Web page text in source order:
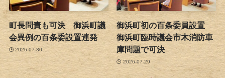
町長問責も可決 御浜町議
会異例の百条委設置連発
2026-07-30
御浜町初の百条委員設置
御浜町臨時議会市木消防車
庫問題で可決
2026-07-29